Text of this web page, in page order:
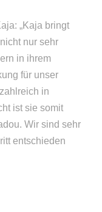
„Kaja bringt
nur sehr
in ihrem
für unser
in
ist sie somit
Wir sind sehr
entschieden